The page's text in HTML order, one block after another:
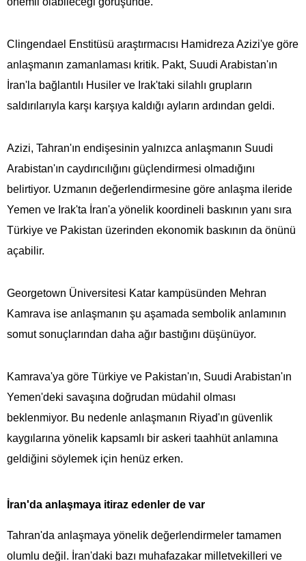
Clingendael Enstitüsü araştırmacısı Hamidreza Azizi'ye göre
anlaşmanın zamanlaması kritik. Pakt, Suudi Arabistan'ın
İran'la bağlantılı Husiler ve Irak'taki silahlı grupların
saldırılarıyla karşı karşıya kaldığı ayların ardından geldi.
Azizi, Tahran'ın endişesinin yalnızca anlaşmanın Suudi
Arabistan'ın caydırıcılığını güçlendirmesi olmadığını
belirtiyor. Uzmanın değerlendirmesine göre anlaşma ileride
Yemen ve Irak'ta İran'a yönelik koordineli baskının yanı sıra
Türkiye ve Pakistan üzerinden ekonomik baskının da önünü
açabilir.
Georgetown Üniversitesi Katar kampüsünden Mehran
Kamrava ise anlaşmanın şu aşamada sembolik anlamının
somut sonuçlarından daha ağır bastığını düşünüyor.
Kamrava'ya göre Türkiye ve Pakistan'ın, Suudi Arabistan'ın
Yemen'deki savaşına doğrudan müdahil olması
beklenmiyor. Bu nedenle anlaşmanın Riyad'ın güvenlik
kaygılarına yönelik kapsamlı bir askeri taahhüt anlamına
geldiğini söylemek için henüz erken.
İran'da anlaşmaya itiraz edenler de var
Tahran'da anlaşmaya yönelik değerlendirmeler tamamen
olumlu değil. İran'daki bazı muhafazakar milletvekilleri ve